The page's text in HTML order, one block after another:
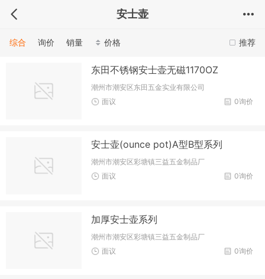
安士壶
推荐
综合 询价 销量 价格
东田不锈钢安士壶无磁1170OZ
潮州市潮安区东田五金实业有限公司
0询价
面议
安士壶(ounce pot)A型B型系列
潮州市潮安区彩塘镇三益五金制品厂
0询价
面议
加厚安士壶系列
潮州市潮安区彩塘镇三益五金制品厂
0询价
面议